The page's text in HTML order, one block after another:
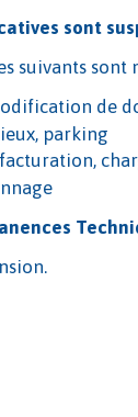
sont
suivants sont
de
parking